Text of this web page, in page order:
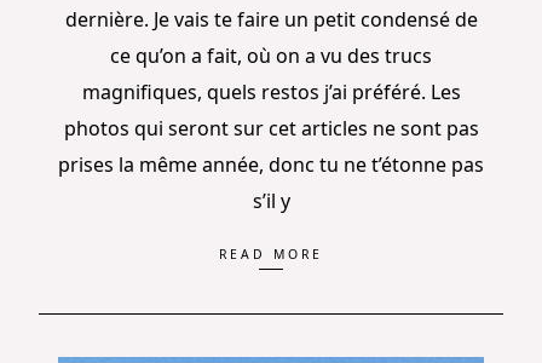
dernière. Je vais te faire un petit condensé de
ce qu’on a fait, où on a vu des trucs
magnifiques, quels restos j’ai préféré. Les
photos qui seront sur cet articles ne sont pas
prises la même année, donc tu ne t’étonne pas
s’il y
READ MORE